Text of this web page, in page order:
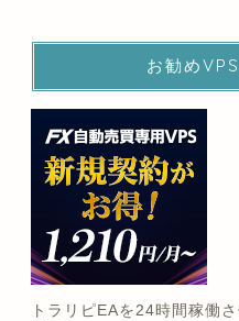
お勧め
トラリピEAを24時間稼働